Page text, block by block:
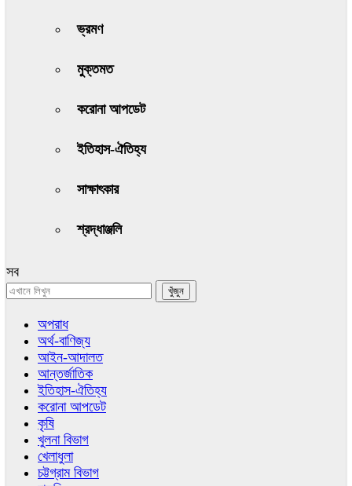
ভ্রমণ
মুক্তমত
করোনা আপডেট
ইতিহাস-ঐতিহ্য
সাক্ষাৎকার
শ্রদ্ধাঞ্জলি
সব
অপরাধ
অর্থ-বাণিজ্য
আইন-আদালত
আন্তর্জাতিক
ইতিহাস-ঐতিহ্য
করোনা আপডেট
কৃষি
খুলনা বিভাগ
খেলাধুলা
চট্টগ্রাম বিভাগ